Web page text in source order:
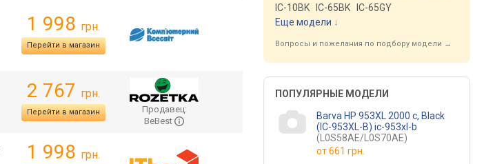
1 998 грн.
Перейти в магазин
2 767 грн.
Перейти в магазин
Продавец:
BeBest
1 998 грн.
IC-10BK
IC-65BK
IC-65GY
Еще модели ↓
Вопросы и пожелания по подбору модели →
ПОПУЛЯРНЫЕ МОДЕЛИ
Barva HP 953XL 2000 c, Black
(IC-953XL-B) ic-953xl-b
(L0S58AE/L0S70AE)
от661 грн.